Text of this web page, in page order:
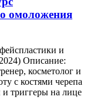
омоложения
и
Описание:
косметолог и
с костями черепа
триггеры на лице